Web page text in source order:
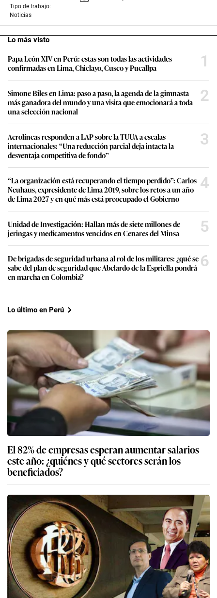
Tipo de trabajo:
Noticias
Lo más visto
Papa León XIV en Perú: estas son todas las actividades
confirmadas en Lima, Chiclayo, Cusco y Pucallpa
1
Simone Biles en Lima: paso a paso, la agenda de la gimnasta
más ganadora del mundo y una visita que emocionará a toda
una selección nacional
2
Aerolíneas responden a LAP sobre la TUUA a escalas
internacionales: “Una reducción parcial deja intacta la
desventaja competitiva de fondo”
3
“La organización está recuperando el tiempo perdido”: Carlos
Neuhaus, expresidente de Lima 2019, sobre los retos a un año
de Lima 2027 y en qué más está preocupado el Gobierno
4
Unidad de Investigación: Hallan más de siete millones de
jeringas y medicamentos vencidos en Cenares del Minsa
5
De brigadas de seguridad urbana al rol de los militares: ¿qué se
sabe del plan de seguridad que Abelardo de la Espriella pondrá
en marcha en Colombia?
6
Lo último en Perú
El 82% de empresas esperan aumentar salarios
este año: ¿quiénes y qué sectores serán los
beneficiados?